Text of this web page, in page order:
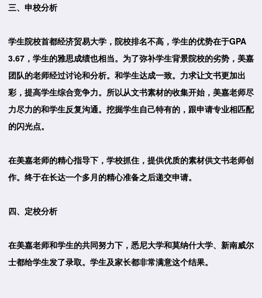
三、申校分析
学生院校首都经济贸易大学，院校排名不高，学生的优势在于GPA
3.67，学生的雅思成绩也相当。为了弥补学生背景院校的劣势，美嘉
团队的老师经过讨论和分析。和学生达成一致。力求让文书更加出
彩，提高学生综合竞争力。所以从文书素材的收集开始，美嘉老师尽
力尽力的和学生反复沟通。挖掘学生自己特有的，跟申请专业相匹配
的闪光点。
在美嘉老师的精心指导下，学校抓住，提供优质的素材供文书老师创
作。终于在长达一个多月的精心准备之后递交申请。
四、定校分析
在美嘉老师和学生的共同努力下，悉尼大学和莫纳什大学、新南威尔
士都给学生发了录取。学生及家长都非常满意这个结果。